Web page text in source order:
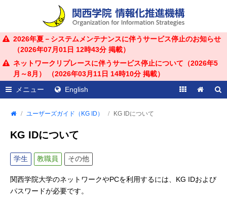
2026年夏－システムメンテナンスに伴うサービス停止のお知らせ
（2026年07月01日 12時43分 掲載）
ネットワークリプレースに伴うサービス停止について（2026年5
月～8月） （2026年03月11日 14時10分 掲載）
メニュー
English
ユーザーズガイド（KG ID） KG IDについて
KG IDについて
学生 教職員 その他
関西学院大学のネットワークやPCを利用するには、KG IDおよび
パスワードが必要です。